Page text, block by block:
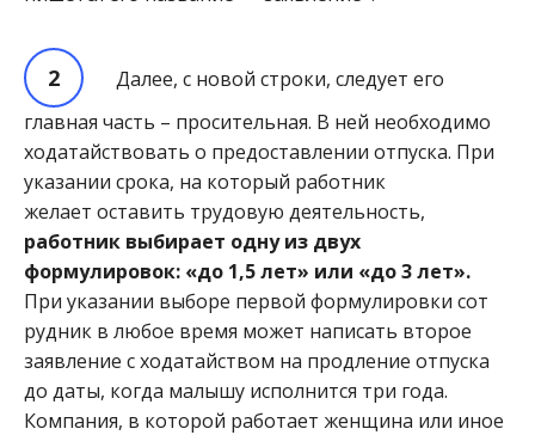
Далее, с новой строки, следует его
главная часть – просительная. В ней необходимо
ходатайствовать о предоставлении отпуска. При
указании срока, на который работник
желает оставить трудовую деятельность,
работник выбирает одну из двух
формулировок: «до 1,5 лет» или «до 3 лет».
При указании выборе первой формулировки сот
рудник в любое время может написать второе
заявление с ходатайством на продление отпуска
до даты, когда малышу исполнится три года.
Компания, в которой работает женщина или иное